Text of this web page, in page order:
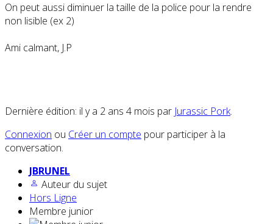
On peut aussi diminuer la taille de la police pour la rendre
non lisible (ex 2)
Ami calmant, J.P
Dernière édition: il y a 2 ans 4 mois par Jurassic Pork.
Connexion ou Créer un compte pour participer à la
conversation.
JBRUNEL
Auteur du sujet
Hors Ligne
Membre junior